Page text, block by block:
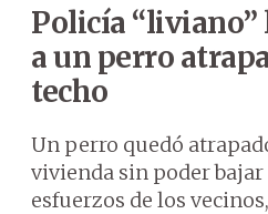
Policía
a un perro
techo
Un perro quedó
vivienda sin poder bajar
esfuerzos de los